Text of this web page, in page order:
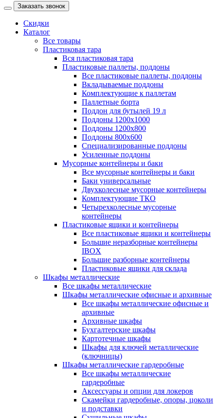
Заказать звонок
Скидки
Каталог
Все товары
Пластиковая тара
Вся пластиковая тара
Пластиковые паллеты, поддоны
Все пластиковые паллеты, поддоны
Вкладываемые поддоны
Комплектующие к паллетам
Паллетные борта
Поддон для бутылей 19 л
Поддоны 1200х1000
Поддоны 1200х800
Поддоны 800х600
Специализированные поддоны
Усиленные поддоны
Мусорные контейнеры и баки
Все мусорные контейнеры и баки
Баки универсальные
Двухколесные мусорные контейнеры
Комплектующие ТКО
Четырехколесные мусорные
контейнеры
Пластиковые ящики и контейнеры
Все пластиковые ящики и контейнеры
Большие неразборные контейнеры
IBOX
Большие разборные контейнеры
Пластиковые ящики для склада
Шкафы металлические
Все шкафы металлические
Шкафы металлические офисные и архивные
Все шкафы металлические офисные и
архивные
Архивные шкафы
Бухгалтерские шкафы
Картотечные шкафы
Шкафы для ключей металлические
(ключницы)
Шкафы металлические гардеробные
Все шкафы металлические
гардеробные
Аксессуары и опции для локеров
Скамейки гардеробные, опоры, цоколи
и подставки